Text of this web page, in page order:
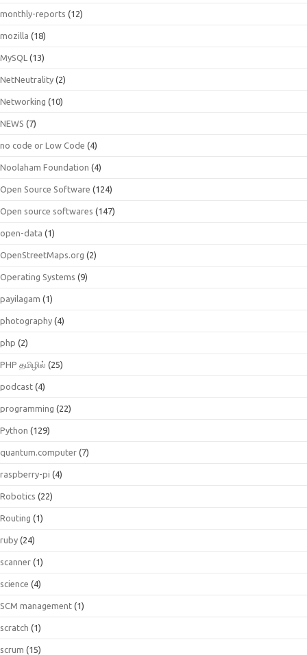
monthly-reports (12)
mozilla (18)
MySQL (13)
NetNeutrality (2)
Networking (10)
NEWS (7)
no code or Low Code (4)
Noolaham Foundation (4)
Open Source Software (124)
Open source softwares (147)
open-data (1)
OpenStreetMaps.org (2)
Operating Systems (9)
payilagam (1)
photography (4)
php (2)
PHP தமிழில் (25)
podcast (4)
programming (22)
Python (129)
quantum.computer (7)
raspberry-pi (4)
Robotics (22)
Routing (1)
ruby (24)
scanner (1)
science (4)
SCM management (1)
scratch (1)
scrum (15)